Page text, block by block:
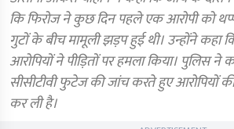
कि फिरोज ने कुछ दिन पहले एक आरोपी को
गुटों के बीच मामूली झड़प हुई थी। उन्होंने
आरोपियों ने पीड़ितों पर हमला किया। पुलिस ने
सीसीटीवी फुटेज की जांच करते हुए आरोपियों
कर ली है।